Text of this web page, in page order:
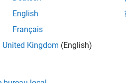
Recevez
English
Français
United Kingdom (English)